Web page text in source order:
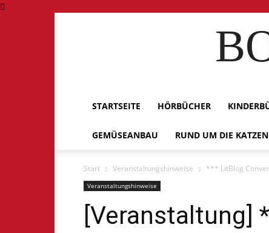
STARTSEITE HÖRBÜCHER
GEMÜSEANBAU RUND UM DIE KATZEN
Start Veranstaltungshinweise *** LitBlog
Veranstaltungshinweise
[Veranstaltung]